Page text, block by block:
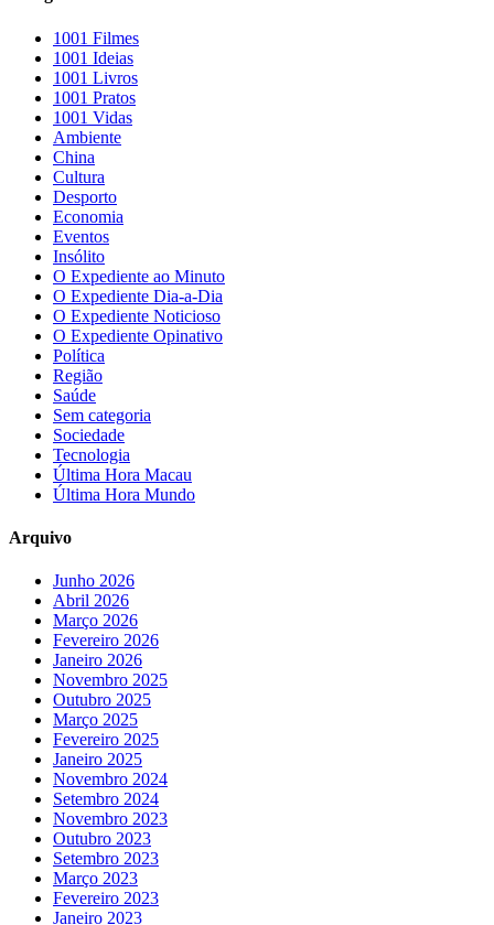
1001 Filmes
1001 Ideias
1001 Livros
1001 Pratos
1001 Vidas
Ambiente
China
Cultura
Desporto
Economia
Eventos
Insólito
O Expediente ao Minuto
O Expediente Dia-a-Dia
O Expediente Noticioso
O Expediente Opinativo
Política
Região
Saúde
Sem categoria
Sociedade
Tecnologia
Última Hora Macau
Última Hora Mundo
Arquivo
Junho 2026
Abril 2026
Março 2026
Fevereiro 2026
Janeiro 2026
Novembro 2025
Outubro 2025
Março 2025
Fevereiro 2025
Janeiro 2025
Novembro 2024
Setembro 2024
Novembro 2023
Outubro 2023
Setembro 2023
Março 2023
Fevereiro 2023
Janeiro 2023